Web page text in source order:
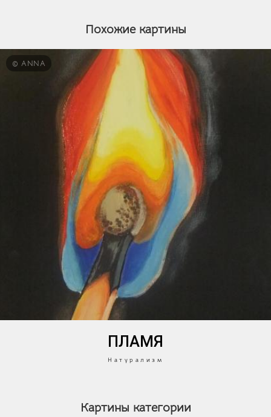
Похожие картины
© ANNA
ПЛАМЯ
Натурализм
Картины категории